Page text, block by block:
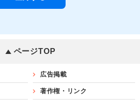
ページTOP
広告掲載
著作権・リンク